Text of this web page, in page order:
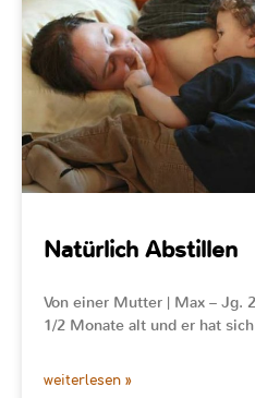
Natürlich Abstillen
Von einer Mutter | Max – Jg.
1/2 Monate alt und er hat
weiterlesen »